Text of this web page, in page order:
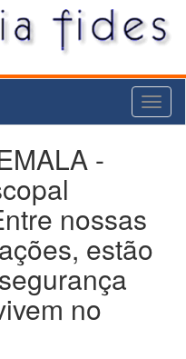
-
nossas
estão
no